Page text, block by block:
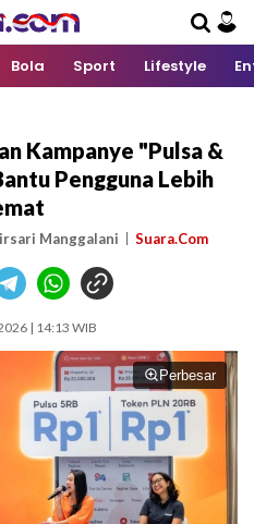
Bola Sport Lifestyle
Kampanye "Pulsa &
Pengguna Lebih
Manggalani Suara.Com
| 14:13 WIB
Perbesar